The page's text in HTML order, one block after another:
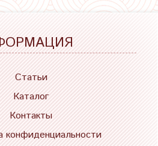
Статьи
Каталог
Контакты
конфиденциальности